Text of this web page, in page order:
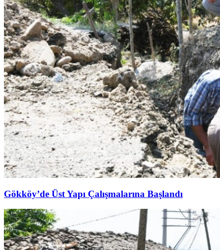
Gökköy’de Üst Yapı Çalışmalarına Başlandı